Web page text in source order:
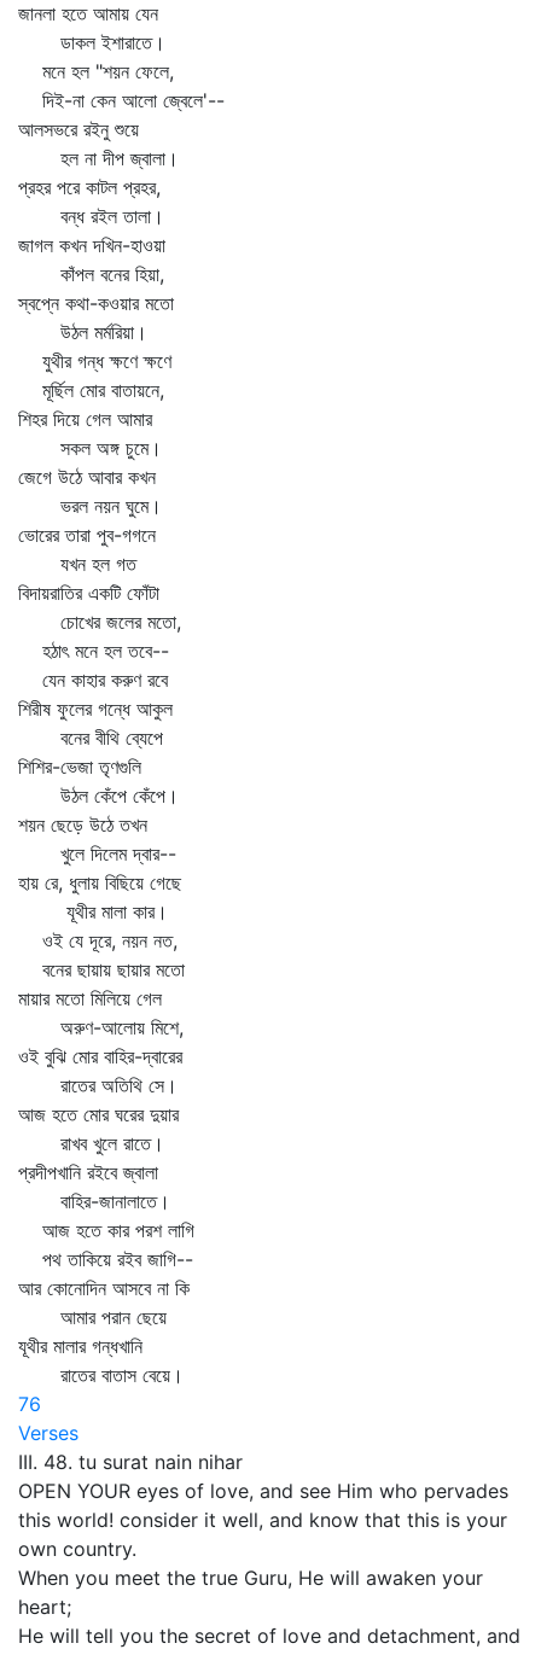
জানলা হতে আমায় যেন
ডাকল ইশারাতে।
মনে হল "শয়ন ফেলে,
দিই-না কেন আলো জ্বেলে'--
আলসভরে রইনু শুয়ে
হল না দীপ জ্বালা।
প্রহর পরে কাটল প্রহর,
বন্ধ রইল তালা।
জাগল কখন দখিন-হাওয়া
কাঁপল বনের হিয়া,
স্বপ্নে কথা-কওয়ার মতো
উঠল মর্মরিয়া।
যুথীর গন্ধ ক্ষণে ক্ষণে
মূর্ছিল মোর বাতায়নে,
শিহর দিয়ে গেল আমার
সকল অঙ্গ চুমে।
জেগে উঠে আবার কখন
ভরল নয়ন ঘুমে।
ভোরের তারা পুব-গগনে
যখন হল গত
বিদায়রাতির একটি ফোঁটা
চোখের জলের মতো,
হঠাৎ মনে হল তবে--
যেন কাহার করুণ রবে
শিরীষ ফুলের গন্ধে আকুল
বনের বীথি ব্যেপে
শিশির-ভেজা তৃণগুলি
উঠল কেঁপে কেঁপে।
শয়ন ছেড়ে উঠে তখন
খুলে দিলেম দ্বার--
হায় রে, ধুলায় বিছিয়ে গেছে
যূথীর মালা কার।
ওই যে দূরে, নয়ন নত,
বনের ছায়ায় ছায়ার মতো
মায়ার মতো মিলিয়ে গেল
অরুণ-আলোয় মিশে,
ওই বুঝি মোর বাহির-দ্বারের
রাতের অতিথি সে।
আজ হতে মোর ঘরের দুয়ার
রাখব খুলে রাতে।
প্রদীপখানি রইবে জ্বালা
বাহির-জানালাতে।
আজ হতে কার পরশ লাগি
পথ তাকিয়ে রইব জাগি--
আর কোনোদিন আসবে না কি
আমার পরান ছেয়ে
যূথীর মালার গন্ধখানি
রাতের বাতাস বেয়ে।
76
Verses
III. 48. tu surat nain nihar
OPEN YOUR eyes of love, and see Him who pervades
this world! consider it well, and know that this is your
own country.
When you meet the true Guru, He will awaken your
heart;
He will tell you the secret of love and detachment, and